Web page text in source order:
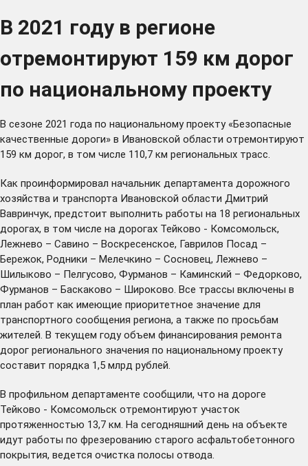
В 2021 году в регионе
отремонтируют 159 км дорог
по национальному проекту
В сезоне 2021 года по национальному проекту «Безопасные
качественные дороги» в Ивановской области отремонтируют
159 км дорог, в том числе 110,7 км региональных трасс.
Как проинформировал начальник департамента дорожного
хозяйства и транспорта Ивановской области Дмитрий
Вавринчук, предстоит выполнить работы на 18 региональных
дорогах, в том числе на дорогах Тейково - Комсомольск,
Лежнево – Савино – Воскресенское, Гаврилов Посад –
Бережок, Родники – Мелечкино – Сосновец, Лежнево –
Шилыково – Пелгусово, Фурманов – Каминский – Федорково,
Фурманов – Баскаково – Широково. Все трассы включены в
план работ как имеющие приоритетное значение для
транспортного сообщения региона, а также по просьбам
жителей. В текущем году объем финансирования ремонта
дорог регионального значения по национальному проекту
составит порядка 1,5 млрд рублей.
В профильном департаменте сообщили, что на дороге
Тейково - Комсомольск отремонтируют участок
протяженностью 13,7 км. На сегодняшний день на объекте
идут работы по фрезерованию старого асфальтобетонного
покрытия, ведется очистка полосы отвода.